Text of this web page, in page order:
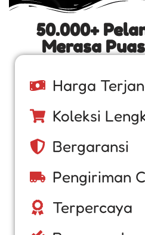
50.000+
Merasa
Harga
Koleksi
Bergaransi
Pengiriman
Terpercaya